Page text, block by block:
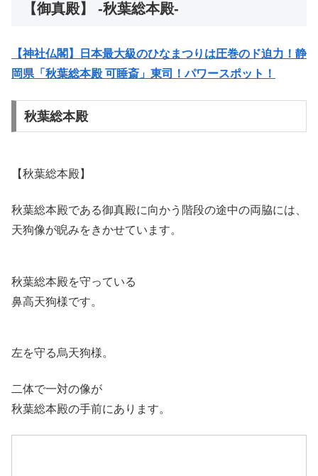
【御真殿】 -秋葉総本殿-
【神社仏閣】日本最大級のひなまつりは圧巻のド迫力！静
岡県「秋葉総本殿 可睡斎」東司！パワースポット！
秋葉総本殿
【秋葉総本殿】
秋葉総本殿である御真殿に向かう階段の途中の両脇には、
天狗像が睨みをきかせています。
秋葉総本殿を守っている
鼻高天狗様です。
左を守る烏天狗様。
二体で一対の像が
秋葉総本殿の手前にあります。